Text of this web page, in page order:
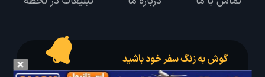
گوش به زنگ سفر خود باشید